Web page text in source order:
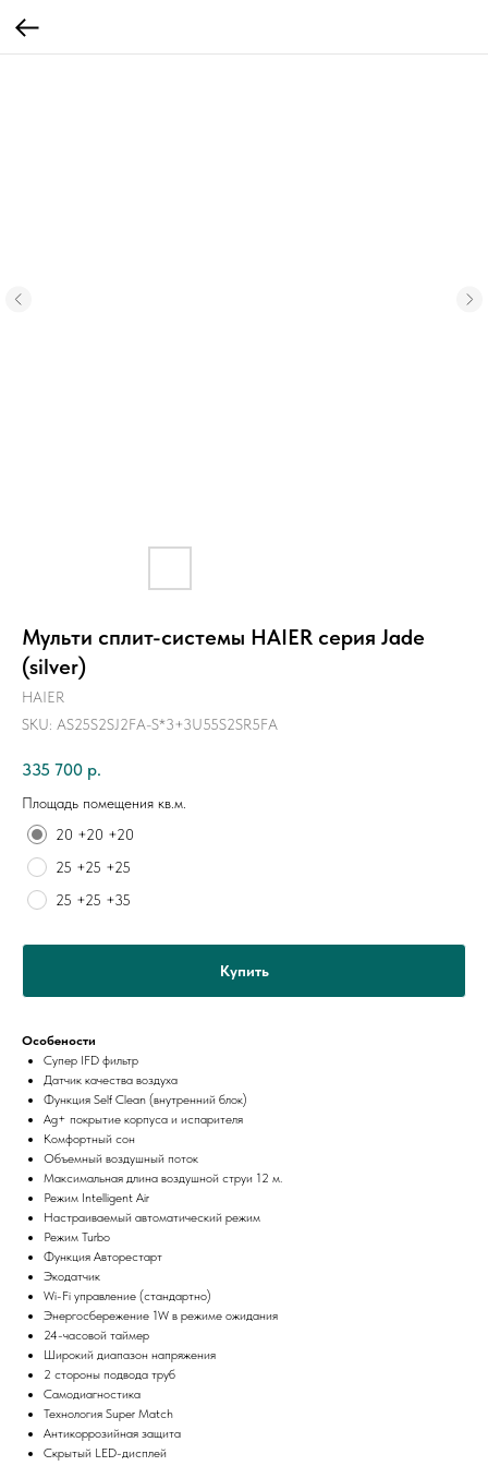
Мульти сплит-системы HAIER серия Jade
(silver)
HAIER
SKU: AS25S2SJ2FA-S*3+3U55S2SR5FA
335 700 р.
Площадь помещения кв.м.
20 +20 +20
25 +25 +25
25 +25 +35
Купить
Особености
Супер IFD фильтр
Датчик качества воздуха
Функция Self Clean (внутренний блок)
Ag+ покрытие корпуса и испарителя
Комфортный сон
Объемный воздушный поток
Максимальная длина воздушной струи 12 м.
Режим Intelligent Air
Настраиваемый автоматический режим
Режим Turbo
Функция Авторестарт
Экодатчик
Wi-Fi управление (стандартно)
Энергосбережение 1W в режиме ожидания
24-часовой таймер
Широкий диапазон напряжения
2 стороны подвода труб
Самодиагностика
Технология Super Match
Антикоррозийная защита
Скрытый LED-дисплей